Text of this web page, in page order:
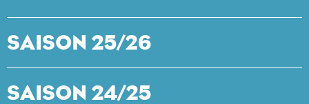
SAISON 25/26
SAISON 24/25